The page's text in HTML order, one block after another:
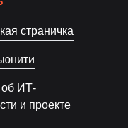
страничка
ИТ-
и проекте